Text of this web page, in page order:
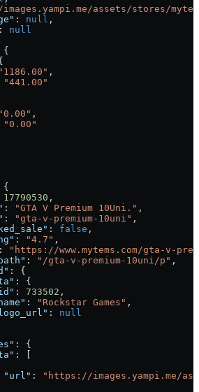
assets/stores/
: null ,
: null
{
"1186.00" ,
"441.00"
"0.00" ,
"0.00"
{
17790530 ,
: "GTA V Premium 10Uni." ,
: "gta-v-premium-10uni" ,
: false ,
: "4.7" ,
:
"https://www.mytems.com/gta-v-
: "/gta-v-premium-10uni/p" ,
: {
: {
: 733502 ,
: "Rockstar Games" ,
: null
: {
: [
"url"
:
"https://images.yampi.me/